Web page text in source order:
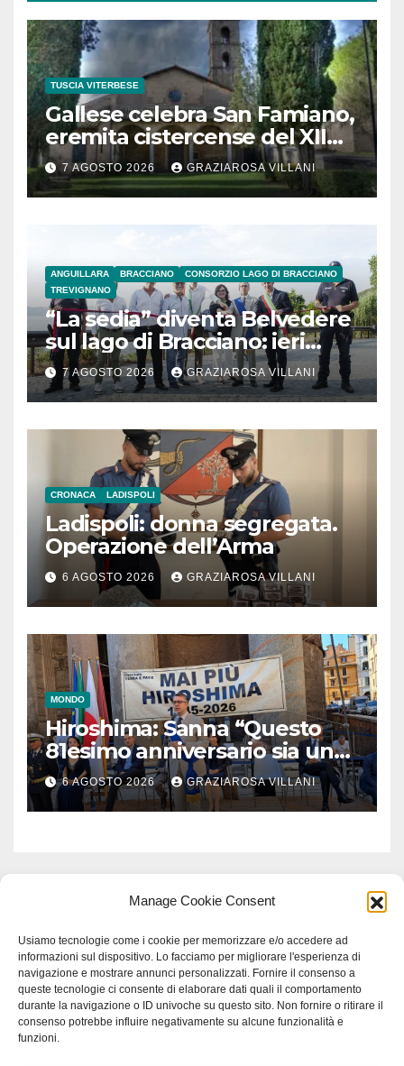
Manage Cookie Consent
Usiamo tecnologie come i cookie per memorizzare e/o accedere ad
informazioni sul dispositivo. Lo facciamo per migliorare l'esperienza di
navigazione e mostrare annunci personalizzati. Fornire il consenso a
queste tecnologie ci consente di elaborare dati quali il comportamento
durante la navigazione o ID univoche su questo sito. Non fornire o ritirare il
consenso potrebbe influire negativamente su alcune funzionalità e
funzioni.
TUSCIA VITERBESE
Gallese celebra San Famiano,
eremita cistercense del XII
secolo
7 AGOSTO 2026 GRAZIAROSA VILLANI
ANGUILLARA BRACCIANO
CONSORZIO LAGO DI BRACCIANO
TREVIGNANO
“La sedia” diventa Belvedere
sul lago di Bracciano: ieri
l’inaugurazione
7 AGOSTO 2026 GRAZIAROSA VILLANI
CRONACA LADISPOLI
Ladispoli: donna segregata.
Operazione dell’Arma
6 AGOSTO 2026 GRAZIAROSA VILLANI
MONDO
Hiroshima: Sanna “Questo
81esimo anniversario sia un
monito per tutti”
6 AGOSTO 2026 GRAZIAROSA VILLANI